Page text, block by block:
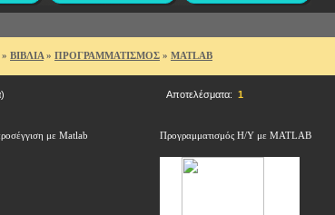
» ΒΙΒΛΙΑ » ΠΡΟΓΡΑΜΜΑΤΙΣΜΟΣ » MATLAB
Αποτελέσματα: 1
με Matlab Προγραμματισμός Η/Υ με MATLAB